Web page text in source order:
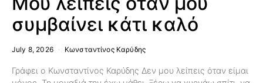
συμβαίνει κάτι καλό
July 8, 2026 Κωνσταντίνος Καρύδης
Γράφει ο Κωνσταντίνος Καρύδης Δεν μου λείπεις όταν είμαι